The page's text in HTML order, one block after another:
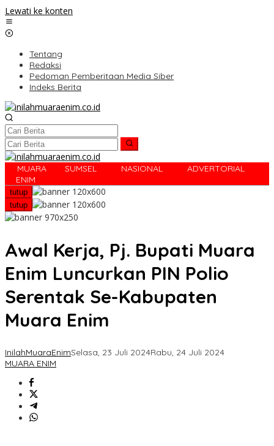
Lewati ke konten
Tentang
Redaksi
Pedoman Pemberitaan Media Siber
Indeks Berita
MUARA
ENIM
SUMSEL NASIONAL ADVERTORIAL
tutup
tutup
Awal Kerja, Pj. Bupati Muara
Enim Luncurkan PIN Polio
Serentak Se-Kabupaten
Muara Enim
InilahMuaraEnimSelasa, 23 Juli 2024Rabu, 24 Juli 2024
MUARA ENIM